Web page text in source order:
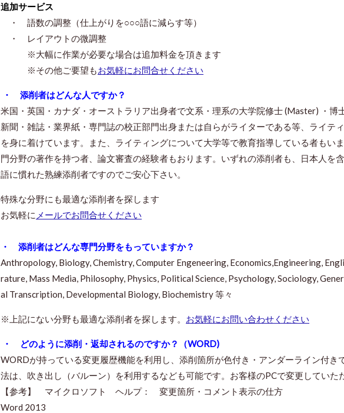
追加サービス
・ 語数の調整（仕上がりを○○○語に減らす等）
・ レイアウトの微調整
※大幅に作業が必要な場合は追加料金を頂きます
※その他ご要望もお気軽にお問合せください
・ 添削者はどんな人ですか？
米国・英国・カナダ・オーストラリア出身者で文系・理系の大学院修士 (Master) ・博
新聞・雑誌・業界紙・専門誌の校正部門出身または自らがライターである等、ライテ
を身に着けています。また、ライティングについて大学等で教育指導している者もい
門分野の著作を持つ者、論文審査の経験者もおります。いずれの添削者も、日本人を
語に慣れた熟練添削者ですのでご安心下さい。
特殊な分野にも最適な添削者を探します
お気軽に メールでお問合せください
・ 添削者はどんな専門分野をもっていますか？
Anthropology, Biology, Chemistry, Computer Engeneering, Economics,Engineering,
rature, Mass Media, Philosophy, Physics, Political Science, Psychology, Sociology,
al Transcription, Developmental Biology, Biochemistry 等々
※上記にない分野も最適な添削者を探します。 お気軽にお問い合わせください
・ どのように添削・返却されるのですか？（WORD)
WORDが持っている変更履歴機能を利用し、添削箇所が色付き・アンダーライン付き
法は、吹き出し（バルーン）を利用するなども可能です。お客様のPCで変更していた
【参考】 マイクロソフト ヘルプ： 変更箇所・コメント表示の仕方
Word 2013